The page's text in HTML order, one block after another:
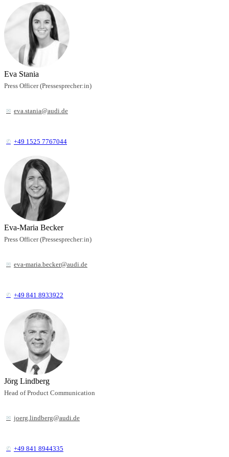
Eva Stania
Press Officer (Pressesprecher:in)
eva.stania@audi.de
+49 1525 7767044
Eva-Maria Becker
Press Officer (Pressesprecher:in)
eva-maria.becker@audi.de
+49 841 8933922
Jörg Lindberg
Head of Product Communication
joerg.lindberg@audi.de
+49 841 8944335